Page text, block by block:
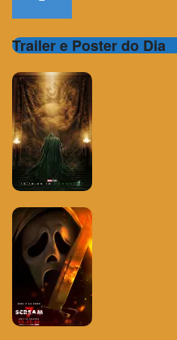
Trailer e Poster do Dia